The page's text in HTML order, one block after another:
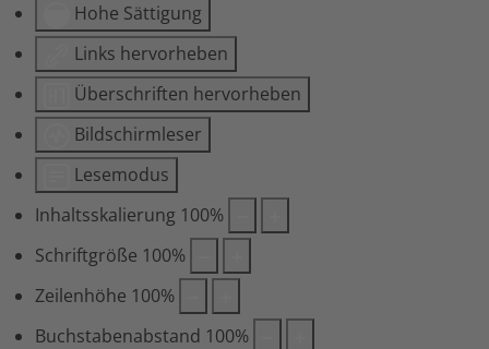
Hohe Sättigung
Links hervorheben
Überschriften hervorheben
Bildschirmleser
Lesemodus
Inhaltsskalierung 100%
Schriftgröße 100%
Zeilenhöhe 100%
Buchstabenabstand 100%